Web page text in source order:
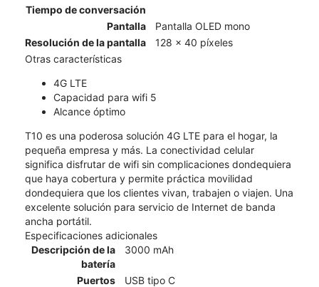
Tiempo de conversación
Pantalla
Pantalla OLED mono
Resolución de la pantalla
128 x 40 píxeles
Otras características
4G LTE
Capacidad para wifi 5
Alcance óptimo
T10 es una poderosa solución 4G LTE para el hogar, la
pequeña empresa y más. La conectividad celular
significa disfrutar de wifi sin complicaciones dondequiera
que haya cobertura y permite práctica movilidad
dondequiera que los clientes vivan, trabajen o viajen. Una
excelente solución para servicio de Internet de banda
ancha portátil.
Especificaciones adicionales
Descripción de la
batería
3000 mAh
Puertos
USB tipo C